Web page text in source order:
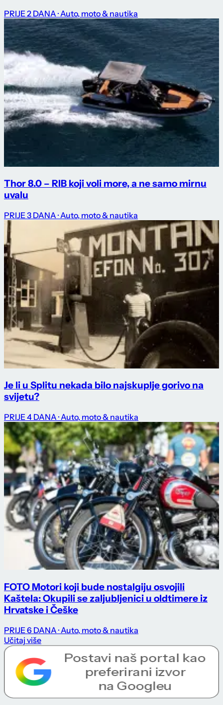
PRIJE 2 DANA · Auto, moto & nautika
Thor 8.0 – RIB koji voli more, a ne samo mirnu
uvalu
PRIJE 3 DANA · Auto, moto & nautika
Je li u Splitu nekada bilo najskuplje gorivo na
svijetu?
PRIJE 4 DANA · Auto, moto & nautika
FOTO Motori koji bude nostalgiju osvojili
Kaštela: Okupili se zaljubljenici u oldtimere iz
Hrvatske i Češke
PRIJE 6 DANA · Auto, moto & nautika
Učitaj više